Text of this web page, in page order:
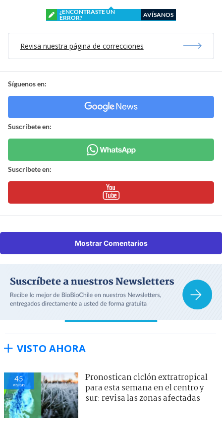
¿ENCONTRASTE UN
ERROR?
AVÍSANOS
Revisa nuestra página de correcciones
Síguenos en:
Suscríbete en:
Suscríbete en:
Mostrar Comentarios
VISTO AHORA
45
visitas
Pronostican ciclón extratropical
para esta semana en el centro y
sur: revisa las zonas afectadas